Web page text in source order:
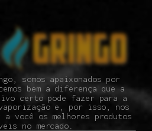
somos apaixonados por
bem a diferença que a
certo pode fazer para a
e, por isso, nos
a você os melhores produtos
no mercado.